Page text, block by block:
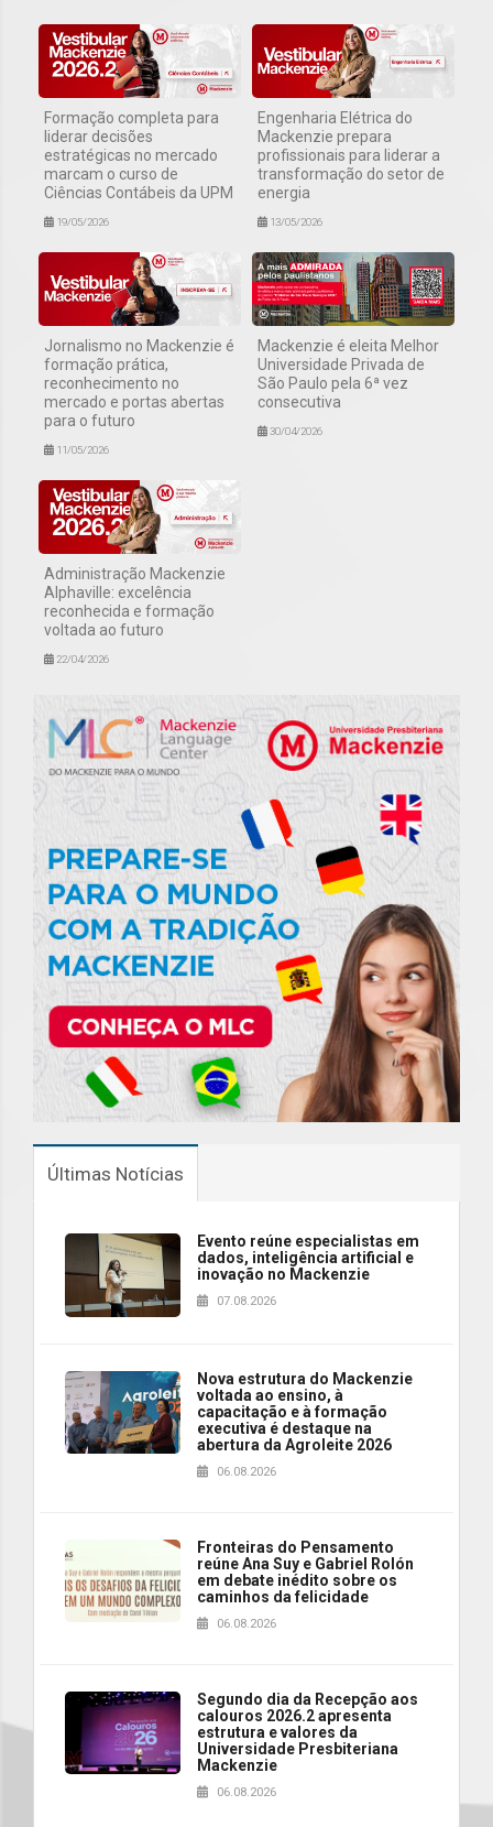
Formação completa para
liderar decisões
estratégicas no mercado
marcam o curso de
Ciências Contábeis da UPM
19/05/2026
Engenharia Elétrica do
Mackenzie prepara
profissionais para liderar a
transformação do setor de
energia
13/05/2026
Jornalismo no Mackenzie é
formação prática,
reconhecimento no
mercado e portas abertas
para o futuro
11/05/2026
Mackenzie é eleita Melhor
Universidade Privada de
São Paulo pela 6ª vez
consecutiva
30/04/2026
Administração Mackenzie
Alphaville: excelência
reconhecida e formação
voltada ao futuro
22/04/2026
Últimas Notícias
Evento reúne especialistas em
dados, inteligência artificial e
inovação no Mackenzie
07.08.2026
Nova estrutura do Mackenzie
voltada ao ensino, à
capacitação e à formação
executiva é destaque na
abertura da Agroleite 2026
06.08.2026
Fronteiras do Pensamento
reúne Ana Suy e Gabriel Rolón
em debate inédito sobre os
caminhos da felicidade
06.08.2026
Segundo dia da Recepção aos
calouros 2026.2 apresenta
estrutura e valores da
Universidade Presbiteriana
Mackenzie
06.08.2026